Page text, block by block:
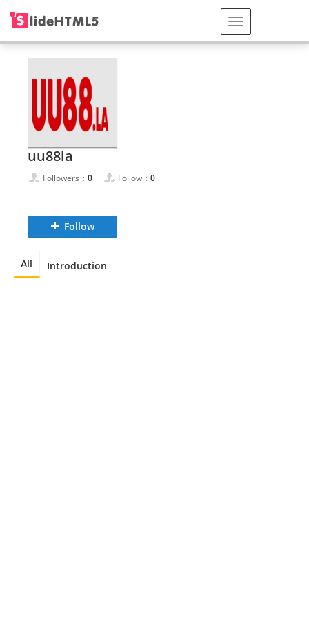
uu88la
Followers： 0 Follow： 0
Follow
All Introduction